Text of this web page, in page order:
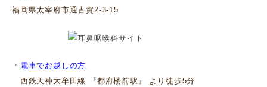
福岡県太宰府市通古賀2-3-15
・ 電車でお越しの方
西鉄天神大牟田線 『都府楼前駅』 より徒歩5分